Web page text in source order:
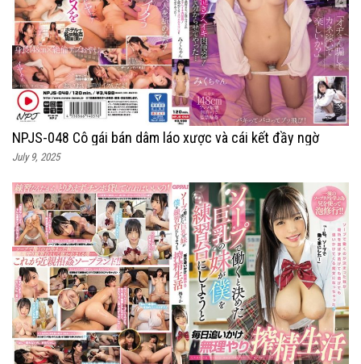
NPJS-048 Cô gái bán dâm láo xược và cái kết đầy ngờ
July 9, 2025